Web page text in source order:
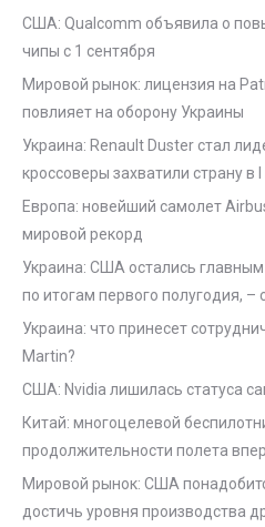
США: Qualcomm объявила о
чипы с 1 сентября
Мировой рынок: лицензия на
повлияет на оборону Украины
Украина: Renault Duster стал
кроссоверы захватили страну в
Европа: новейший самолет
мировой рекорд
Украина: США остались
по итогам первого полугодия, –
Украина: что принесет
Martin?
США: Nvidia лишилась статуса
Китай: многоцелевой
продолжительности полета
Мировой рынок: США
достичь уровня производства